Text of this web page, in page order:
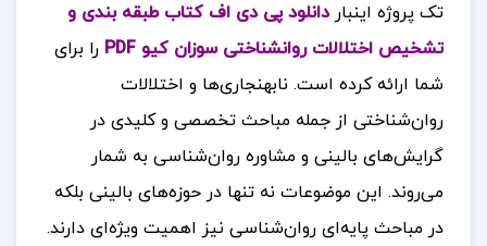
تک پروژه اینبار دانلود پی دی اف کتاب طبقه بندی و
تشخیص اختلالات روانشناختی سوزان کیو PDF
را برای
شما ارائه کرده است. نابهنجاری‌ها و اختلالات
روان‌شناختی از جمله مباحث تخصصی و کلیدی در
گرایش‌های بالینی و مشاوره روان‌شناسی به شمار
می‌روند. این موضوعات نه تنها در حوزه‌های بالینی بلکه
در مباحث پایه‌ای روان‌شناسی نیز اهمیت ویژه‌ای دارند.